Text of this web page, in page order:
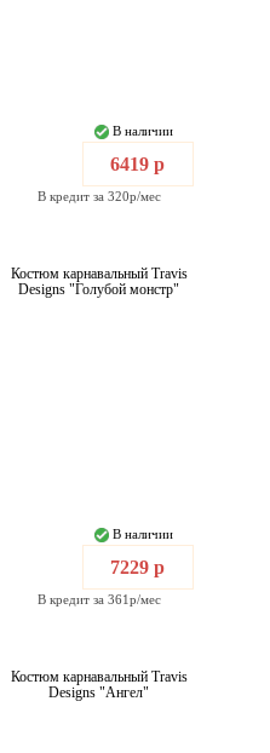
В наличии
6419 р
В кредит за 320р/мес
Костюм карнавальный Travis
Designs "Голубой монстр"
В наличии
7229 р
В кредит за 361р/мес
Костюм карнавальный Travis
Designs "Ангел"